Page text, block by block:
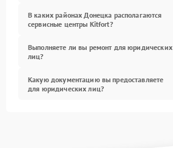
В каких районах Донецка располагаются
сервисные центры Kitfort?
Выполняете ли вы ремонт для юридических
лиц?
Какую документацию вы предоставляете
для юридических лиц?